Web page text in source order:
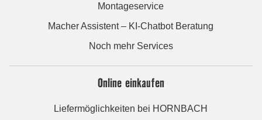
Montageservice
Macher Assistent – KI-Chatbot Beratung
Noch mehr Services
Online einkaufen
Liefermöglichkeiten bei HORNBACH